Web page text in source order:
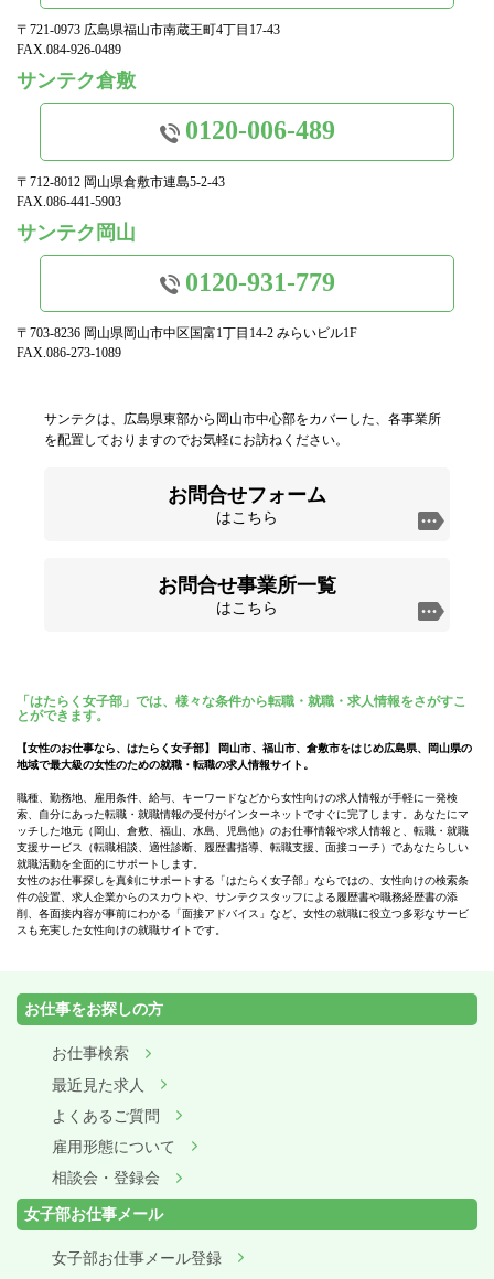
〒721-0973 広島県福山市南蔵王町4丁目17-43
FAX.084-926-0489
サンテク倉敷
0120-006-489
〒712-8012 岡山県倉敷市連島5-2-43
FAX.086-441-5903
サンテク岡山
0120-931-779
〒703-8236 岡山県岡山市中区国富1丁目14-2 みらいビル1F
FAX.086-273-1089
サンテクは、広島県東部から岡山市中心部をカバーした、各事業所
を配置しておりますのでお気軽にお訪ねください。
お問合せフォーム
はこちら
お問合せ事業所一覧
はこちら
「はたらく女子部」では、様々な条件から転職・就職・求人情報をさがすこ
とができます。
【女性のお仕事なら、はたらく女子部】 岡山市、福山市、倉敷市をはじめ広島県、岡山県の
地域で最大級の女性のための就職・転職の求人情報サイト。
職種、勤務地、雇用条件、給与、キーワードなどから女性向けの求人情報が手軽に一発検
索、自分にあった転職・就職情報の受付がインターネットですぐに完了します。あなたにマ
ッチした地元（岡山、倉敷、福山、水島、児島他）のお仕事情報や求人情報と、転職・就職
支援サービス（転職相談、適性診断、履歴書指導、転職支援、面接コーチ）であなたらしい
就職活動を全面的にサポートします。
女性のお仕事探しを真剣にサポートする「はたらく女子部」ならではの、女性向けの検索条
件の設置、求人企業からのスカウトや、サンテクスタッフによる履歴書や職務経歴書の添
削、各面接内容が事前にわかる「面接アドバイス」など、女性の就職に役立つ多彩なサービ
スも充実した女性向けの就職サイトです。
お仕事をお探しの方
お仕事検索
最近見た求人
よくあるご質問
雇用形態について
相談会・登録会
女子部お仕事メール
女子部お仕事メール登録